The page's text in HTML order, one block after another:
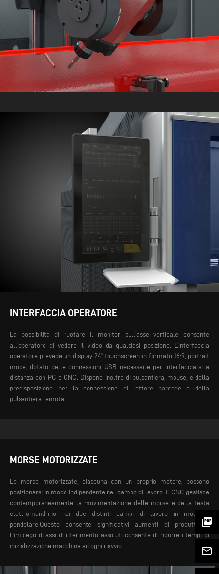
picture_as_pdf
mail_outline
INTERFACCIA OPERATORE
La possibilità di ruotare il monitor sull'asse verticale consente
all'operatore di vedere il video da qualsiasi posizione. L’interfaccia
operatore prevede un display 24" touchscreen in formato 16:9, portrait
mode, dotato delle connessioni USB necessarie per interfacciarsi a
distanza con PC e CNC. Dispone inoltre di pulsantiera, mouse, e della
predisposizione per la connessione di lettore barcode e della
pulsantiera remota.
MORSE MOTORIZZATE
Le morse motorizzate, ciascuna con un proprio motore, possono
posizionarsi in modo indipendente nel campo di lavoro. Il CNC gestisce
contemporaneamente la movimentazione delle morse e della testa
elettromandrino nei due distinti campi di lavoro in modalità
pendolare.Questo consente significativi aumenti di produttività.
L’impiego di assi di riferimento assoluti consente di ridurre i tempi di
inizializzazione macchina ad ogni riavvio.